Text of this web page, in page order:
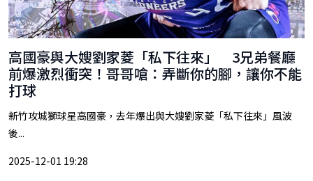
高國豪與大嫂劉家菱「私下往來」 3兄弟餐廳
前爆激烈衝突！哥哥嗆：弄斷你的腳，讓你不能
打球
新竹攻城獅球星高國豪，去年爆出與大嫂劉家菱「私下往來」風波
後...
2025-12-01 19:28